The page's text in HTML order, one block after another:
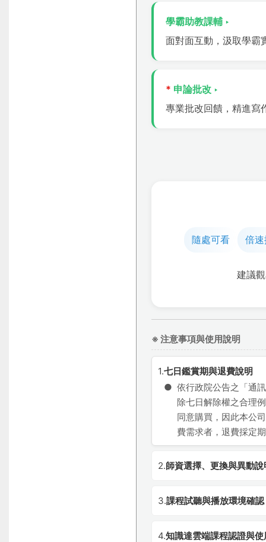
學霸助教課輔 ‣
面對面互動，汲取學霸
* 申論批改 ‣
專業批改回饋，精進寫
隨處可看 倍
建議
※ 注意事項與使用說明
1.七日鑑賞期與退費說明
● 依行政院公告之「通
除七日解除權之合理
同意購買，因此本公
費需求者，退費採定
2.師資選擇、更換與異動說
3.課程試聽與播放環境確認
4.知識達雲端課程認證與使